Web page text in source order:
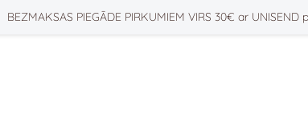
BEZMAKSAS PIEGĀDE PIRKUMIEM VIRS 30€ ar UNISEND